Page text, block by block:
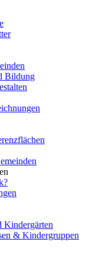
Bildung
Kindergärten
& Kindergruppen